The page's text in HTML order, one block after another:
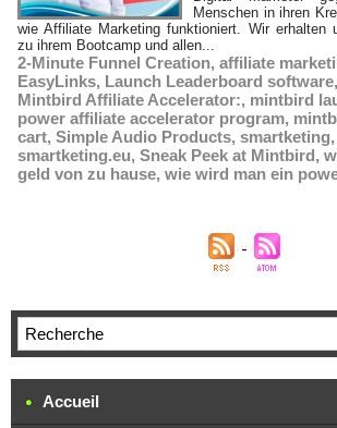
Menschen in ihren
wie Affiliate Marketing funktioniert. Wir erhalten
zu ihrem Bootcamp und allen...
2-Minute Funnel Creation, affiliate
EasyLinks, Launch Leaderboard software,
Mintbird Affiliate Accelerator:, mintbird
power affiliate accelerator program,
cart, Simple Audio Products, smartketing,
smartketing.eu, Sneak Peek at Mintbird,
geld von zu hause, wie wird man ein
Accueil